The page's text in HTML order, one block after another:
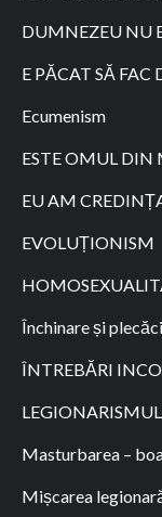
DUMNEZEU NU
E PĂCAT SĂ FAC
Ecumenism
ESTE OMUL
EU AM
EVOLUȚIONISM
Închinare și
ÎNTREBĂRI
LEGIONARISMUL
Masturbarea –
Mișcarea